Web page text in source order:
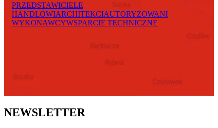
PRZEDSTAWICIELE
HANDLOWIARCHITEKCIAUTORYZOWANI
WYKONAWCYWSPARCIE TECHNICZNE
NEWSLETTER